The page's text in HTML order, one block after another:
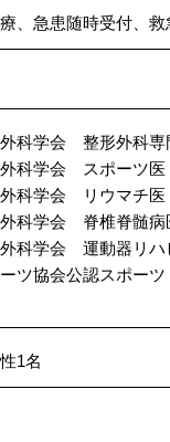
、急患随時受付、
外科学会 整形外科専
外科学会 スポーツ医
外科学会 リウマチ医
外科学会 脊椎脊髄病
外科学会 運動器リハ
ツ協会公認スポー
1名